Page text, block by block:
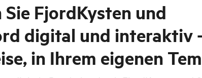
Sie FjordKysten und
digital und interaktiv
in Ihrem eigenen